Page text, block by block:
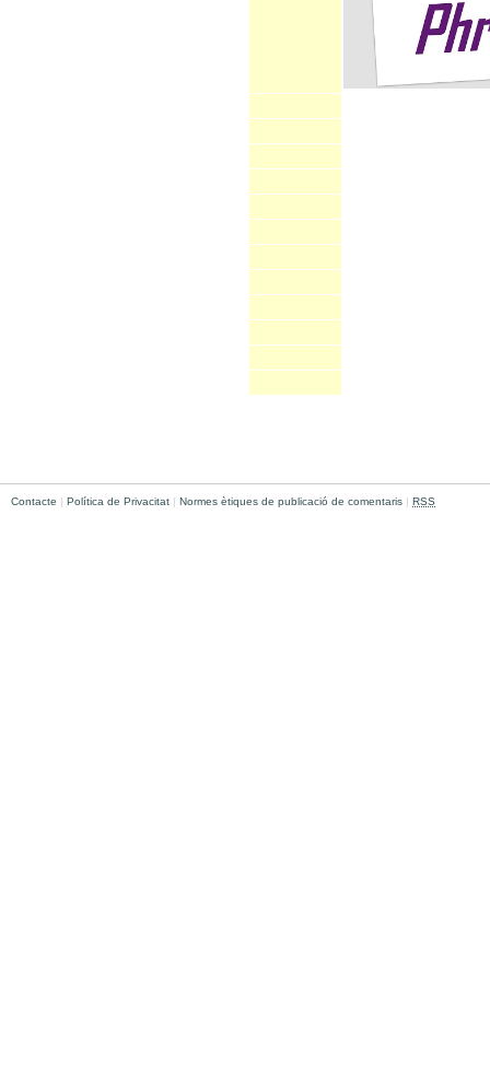
Contacte | Política de Privacitat | Normes ètiques de publicació de comentaris | RSS